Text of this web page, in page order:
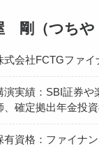
剛（つちや
式会社FCTGファ
演実績：SBI証券や
、確定拠出年金投
有資格：ファイナ